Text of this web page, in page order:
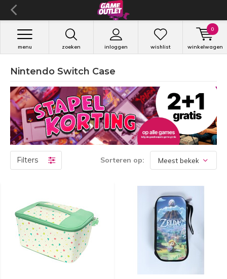
zoeken inloggen
menu wishlist winkelwagen
0
Nintendo Switch Case
Filters Sorteren op: